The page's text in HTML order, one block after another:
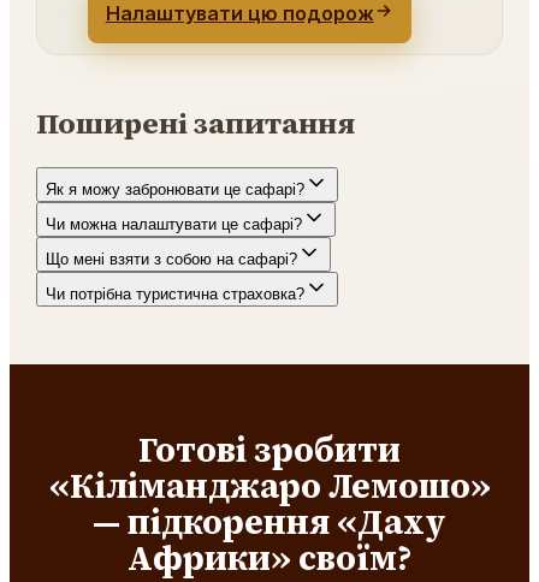
Налаштувати цю подорож
Поширені запитання
Як я можу забронювати це сафарі?
Чи можна налаштувати це сафарі?
Що мені взяти з собою на сафарі?
Чи потрібна туристична страховка?
Готові зробити
«Кіліманджаро Лемошо»
— підкорення «Даху
Африки» своїм?